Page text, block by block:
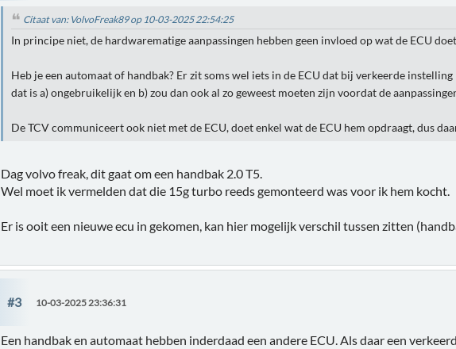
Citaat van: VolvoFreak89 op 10-03-2025 22:54:25
In principe niet, de hardwarematige aanpassingen hebben geen invloed op wat de ECU
Heb je een automaat of handbak? Er zit soms wel iets in de ECU dat bij verkeerde
dat is a) ongebruikelijk en b) zou dan ook al zo geweest moeten zijn voordat de
De TCV communiceert ook niet met de ECU, doet enkel wat de ECU hem opdraagt, dus
Dag volvo freak, dit gaat om een handbak 2.0 T5.
Wel moet ik vermelden dat die 15g turbo reeds gemonteerd was voor ik hem kocht.
Er is ooit een nieuwe ecu in gekomen, kan hier mogelijk verschil tussen zitten
#3 10-03-2025 23:36:31
Een handbak en automaat hebben inderdaad een andere ECU. Als daar een